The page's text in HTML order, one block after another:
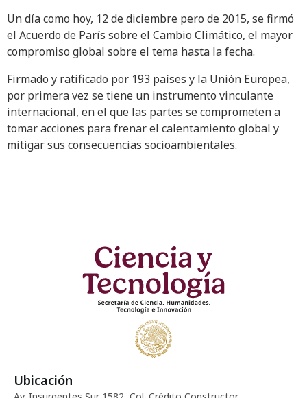
Un día como hoy, 12 de diciembre pero de 2015, se firmó
el Acuerdo de París sobre el Cambio Climático, el mayor
compromiso global sobre el tema hasta la fecha.
Firmado y ratificado por 193 países y la Unión Europea,
por primera vez se tiene un instrumento vinculante
internacional, en el que las partes se comprometen a
tomar acciones para frenar el calentamiento global y
mitigar sus consecuencias socioambientales.
Ubicación